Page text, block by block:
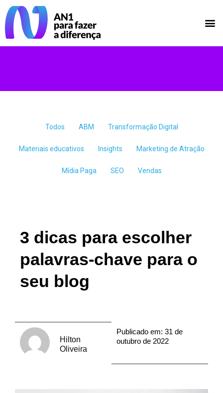
Todos ABM Transformação Digital
Materiais educativos Insights Marketing de Atração
Mídia Paga SEO Vendas
3 dicas para escolher
palavras-chave para o
seu blog
Hilton
Oliveira
Publicado em: 31 de
outubro de 2022